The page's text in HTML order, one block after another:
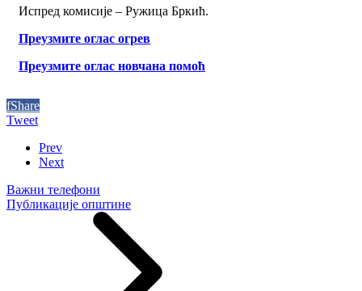
Испред комисије – Ружица Бркић.
Преузмите оглас огрев
Преузмите оглас новчана помоћ
fShare
Tweet
Prev
Next
Важни телефони
Публикације општине